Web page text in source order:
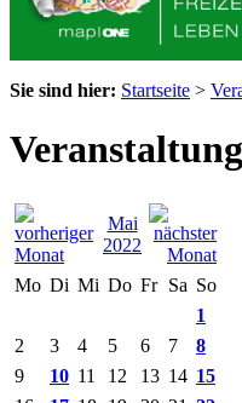
Sie sind hier: Startseite >
Mai
2022
Mo Di Mi Do Fr Sa So
1
2
3 4 5 6 7
8
9
10 11 12 13 14 15